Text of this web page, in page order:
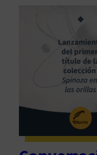
v
e
r
s
i
t
a
s
b
i
t
c
o
r